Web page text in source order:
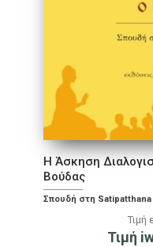
Η Άσκηση
Βούδας
Σπουδή στη
Τιμή
Τιμή